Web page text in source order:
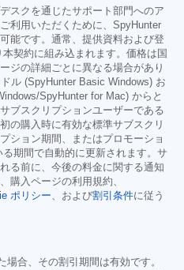
スクを通じたサポート部門へのア
ご利用いただくために、SpyHunter
能です。通常、提供資料および登
契約に組み込まれます。価格は国
ジの詳細ごとに異なる場合があり
ル (SpyHunter Basic Windows) お
SpyHunter for Mac) からと
ブスクリプションユーザーである
の購入時に有効な標準サブスクリ
ション期間、またはプロモーショ
期間で自動的に更新されます。サ
る前に、今後の料金に関する通知
購入ページの利用規約、
ポリシー、および割引条件に従う
合、その割引期間は有効です。